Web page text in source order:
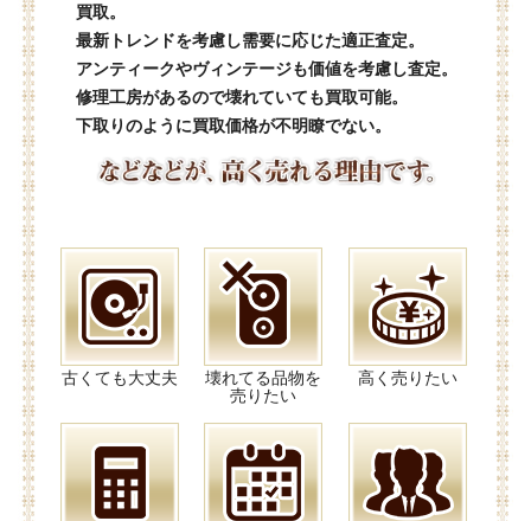
買取。
最新トレンドを考慮し需要に応じた適正査定。
アンティークやヴィンテージも価値を考慮し査定。
修理工房があるので壊れていても買取可能。
下取りのように買取価格が不明瞭でない。
古くても大丈夫
壊れてる品物を
売りたい
高く売りたい